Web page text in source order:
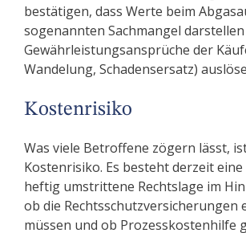
bestätigen, dass Werte beim
sogenannten Sachmangel
Gewährleistungsansprüche der
Wandelung, Schadensersatz)
Kostenrisiko
Was viele Betroffene zögern lässt,
Kostenrisiko. Es besteht derzeit
heftig umstrittene Rechtslage im
ob die Rechtsschutzversicherungen
müssen und ob Prozesskostenhilfe